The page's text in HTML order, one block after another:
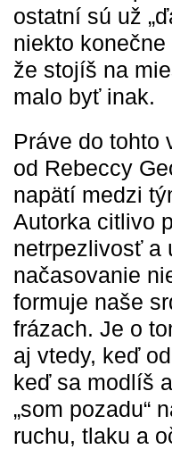
ostatní sú už
niekto
že stojíš na
malo byť inak.
Práve do tohto
od Rebeccy
napätí medzi
Autorka citlivo
netrpezlivosť a
načasovanie
formuje naše
frázach. Je o
aj vtedy, keď
keď sa modlíš
„som pozadu“
ruchu, tlaku a